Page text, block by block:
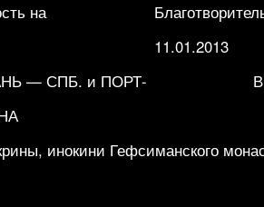
на
11.01.2013
— СПБ. и ПОРТ-
инокини Гефсиманского